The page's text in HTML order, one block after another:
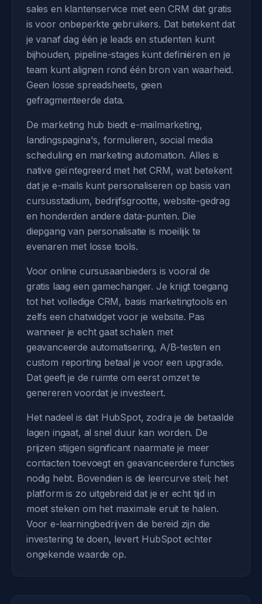
sales en klantenservice met een CRM dat gratis
is voor onbeperkte gebruikers. Dat betekent dat
je vanaf dag één je leads en studenten kunt
bijhouden, pipeline-stages kunt definiëren en je
team kunt alignen rond één bron van waarheid.
Geen losse spreadsheets, geen
gefragmenteerde data.
De marketing hub biedt e-mailmarketing,
landingspagina's, formulieren, social media
scheduling en marketing automation. Alles is
native geïntegreerd met het CRM, wat betekent
dat je e-mails kunt personaliseren op basis van
cursusstadium, bedrijfsgrootte, website-gedrag
en honderden andere data-punten. Die
diepgang van personalisatie is moeilijk te
evenaren met losse tools.
Voor online cursusaanbieders is vooral de
gratis laag een gamechanger. Je krijgt toegang
tot het volledige CRM, basis marketingtools en
zelfs een chatwidget voor je website. Pas
wanneer je echt gaat schalen met
geavanceerde automatisering, A/B-testen en
custom reporting betaal je voor een upgrade.
Dat geeft je de ruimte om eerst omzet te
genereren voordat je investeert.
Het nadeel is dat HubSpot, zodra je de betaalde
lagen ingaat, al snel duur kan worden. De
prijzen stijgen significant naarmate je meer
contacten toevoegt en geavanceerdere functies
nodig hebt. Bovendien is de leercurve steil; het
platform is zo uitgebreid dat je er echt tijd in
moet steken om het maximale eruit te halen.
Voor e-learningbedrijven die bereid zijn die
investering te doen, levert HubSpot echter
ongekende waarde op.